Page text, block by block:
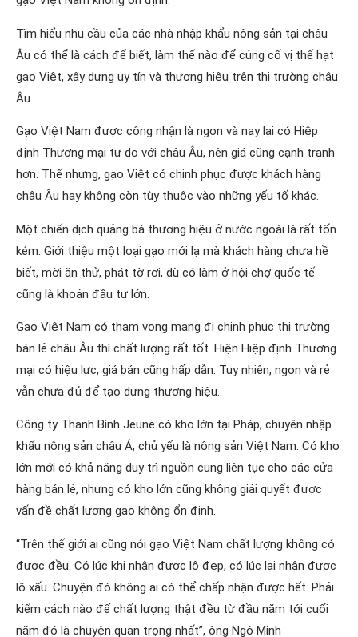
Tìm hiểu nhu cầu của các nhà nhập khẩu nông sản tại châu
Âu có thể là cách để biết, làm thế nào để củng cố vị thế hạt
gạo Việt, xây dựng uy tín và thương hiệu trên thị trường châu
Âu.
Gạo Việt Nam được công nhận là ngon và nay lại có Hiệp
định Thương mại tự do với châu Âu, nên giá cũng cạnh tranh
hơn. Thế nhưng, gạo Việt có chinh phục được khách hàng
châu Âu hay không còn tùy thuộc vào những yếu tố khác.
Một chiến dịch quảng bá thương hiệu ở nước ngoài là rất tốn
kém. Giới thiệu một loại gạo mới lạ mà khách hàng chưa hề
biết, mời ăn thử, phát tờ rơi, dù có làm ở hội chợ quốc tế
cũng là khoản đầu tư lớn.
Gạo Việt Nam có tham vọng mang đi chinh phục thị trường
bán lẻ châu Âu thì chất lượng rất tốt. Hiện Hiệp định Thương
mại có hiệu lực, giá bán cũng hấp dẫn. Tuy nhiên, ngon và rẻ
vẫn chưa đủ để tạo dựng thương hiệu.
Công ty Thanh Bình Jeune có kho lớn tại Pháp, chuyên nhập
khẩu nông sản châu Á, chủ yếu là nông sản Việt Nam. Có kho
lớn mới có khả năng duy trì nguồn cung liên tục cho các cửa
hàng bán lẻ, nhưng có kho lớn cũng không giải quyết được
vấn đề chất lượng gạo không ổn định.
“Trên thế giới ai cũng nói gạo Việt Nam chất lượng không có
được đều. Có lúc khi nhận được lô đẹp, có lúc lại nhận được
lô xấu. Chuyện đó không ai có thể chấp nhận được hết. Phải
kiếm cách nào để chất lượng thật đều từ đầu năm tới cuối
năm đó là chuyện quan trọng nhất”, ông Ngô Minh